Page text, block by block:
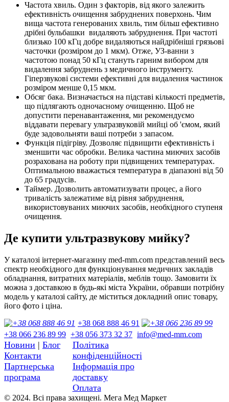
Частота хвиль. Один з факторів, від якого залежить
ефективність очищення забруднених поверхонь. Чим
вища частота генерованих хвиль, тим більш ефективно
дрібні бульбашки видаляють забруднення. При частоті
близько 100 кГц добре видаляються найдрібніші грязьові
часточки (розміром до 1 мкм). Отже, УЗ-ванни з
частотою понад 50 кГц стануть гарним вибором для
видалення забруднень з медичного інструменту.
Гіперзвукові системи ефективні для видалення частинок
розміром менше 0,15 мкм.
Обсяг бака. Визначається на підставі кількості предметів,
що підлягають одночасному очищенню. Щоб не
допустити перенавантаження, ми рекомендуємо
віддавати перевагу ультразвуковій мийці об 'ємом, який
буде задовольняти ваші потреби з запасом.
Функція підігріву. Дозволяє підвищити ефективність і
зменшити час обробки. Велика частина миючих засобів
розрахована на роботу при підвищених температурах.
Оптимальною вважається температура в діапазоні від 50
до 65 градусів.
Таймер. Дозволить автоматизувати процес, а його
тривалість залежатиме від рівня забруднення,
використовуваних миючих засобів, необхідного ступеня
очищення.
Де купити ультразвукову мийку?
У каталозі інтернет-магазину med-mm.com представлений весь
спектр необхідного для функціонування медичних закладів
обладнання, витратних матеріалів, меблів тощо. Замовити їх
можна з доставкою в будь-які міста України, обравши потрібну
модель у каталозі сайту, де міститься докладний опис товару,
його фото і ціна.
+38 068 888 46 91
+38 066 236 89 99 +38 056 373 32 37 info@med-mm.com
Новини | Блог
Контакти
Партнерська
програма
Політика
конфіденційності
Інформація про
доставку
Оплата
© 2024. Всі права захищені. Мега Мед Маркет